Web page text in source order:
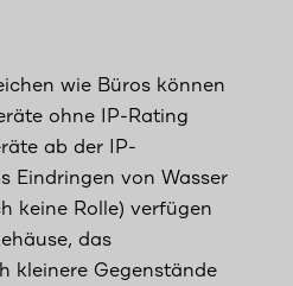
wie Büros können
ohne IP-Rating
ab der IP-
Eindringen von Wasser
keine Rolle) verfügen
das
kleinere Gegenstände